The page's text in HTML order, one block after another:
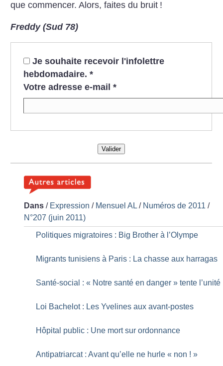
que commencer. Alors, faites du bruit !
Freddy (Sud 78)
Je souhaite recevoir l'infolettre
hebdomadaire. *
Votre adresse e-mail *
Valider
Dans / Expression / Mensuel AL / Numéros de 2011 /
N°207 (juin 2011)
Politiques migratoires : Big Brother à l’Olympe
Migrants tunisiens à Paris : La chasse aux harragas
Santé-social : « Notre santé en danger » tente l’unité
Loi Bachelot : Les Yvelines aux avant-postes
Hôpital public : Une mort sur ordonnance
Antipatriarcat : Avant qu’elle ne hurle « non ! »